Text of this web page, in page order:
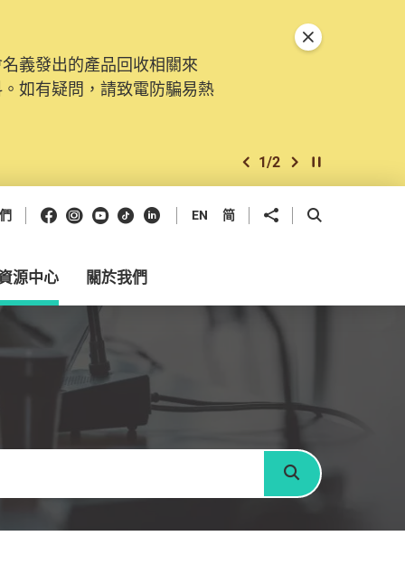
義發出的產品回收相關來
如有疑問，請致電防騙易熱
。由2025年11月10日起，
訴、查詢及建議。所有提交
上一個
2/2 下一個開始/暫停幻燈
關閉特別通告
Facebook
Instagram
Youtube
抖音領英 EN 简 分享到 開啟搜尋框
源中心 關於我們
搜尋